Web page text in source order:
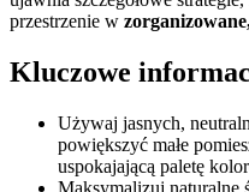
przestrzenie w
Kluczowe
Używaj jasnych,
powiększyć małe
uspokajającą paletę
Maksymalizuj naturalne